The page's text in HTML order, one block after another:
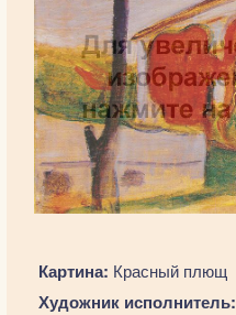
Картина: Красный плющ
Художник исполнитель: